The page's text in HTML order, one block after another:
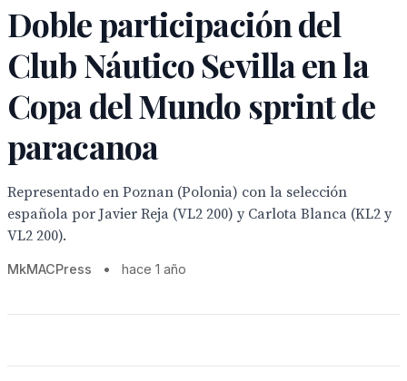
Doble participación del
Club Náutico Sevilla en la
Copa del Mundo sprint de
paracanoa
Representado en Poznan (Polonia) con la selección
española por Javier Reja (VL2 200) y Carlota Blanca (KL2 y
VL2 200).
MkMACPress • hace 1 año